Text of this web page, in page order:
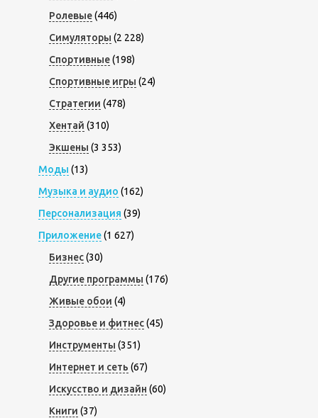
Ролевые(446)
Симуляторы (2 228)
Спортивные(198)
Спортивные игры (24)
Стратегии (478)
Хентай (310)
Экшены (3 353)
Моды (13)
Музыка и аудио (162)
Персонализация (39)
Приложение(1 627)
Бизнес(30)
Другие программы (176)
Живые обои (4)
Здоровье и фитнес(45)
Инструменты (351)
Интернет и сеть (67)
Искусство и дизайн (60)
Книги (37)